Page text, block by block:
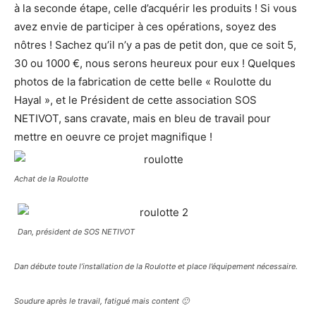
à la seconde étape, celle d’acquérir les produits ! Si vous
avez envie de participer à ces opérations, soyez des
nôtres ! Sachez qu’il n’y a pas de petit don, que ce soit 5,
30 ou 1000 €, nous serons heureux pour eux ! Quelques
photos de la fabrication de cette belle « Roulotte du
Hayal », et le Président de cette association SOS
NETIVOT, sans cravate, mais en bleu de travail pour
mettre en oeuvre ce projet magnifique !
Achat de la Roulotte
Dan, président de SOS NETIVOT
Dan débute toute l’installation de la Roulotte et place l’équipement nécessaire.
Soudure après le travail, fatigué mais content 🙂